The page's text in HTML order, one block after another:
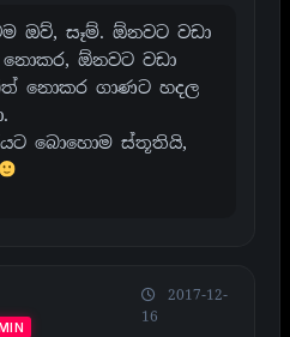
ඔව්, සෑම්. ඕනවට වඩා
ඕනවට වඩා
නොකර ගාණට හදල
බොහොම ස්තූතියි,
2017-12-
16